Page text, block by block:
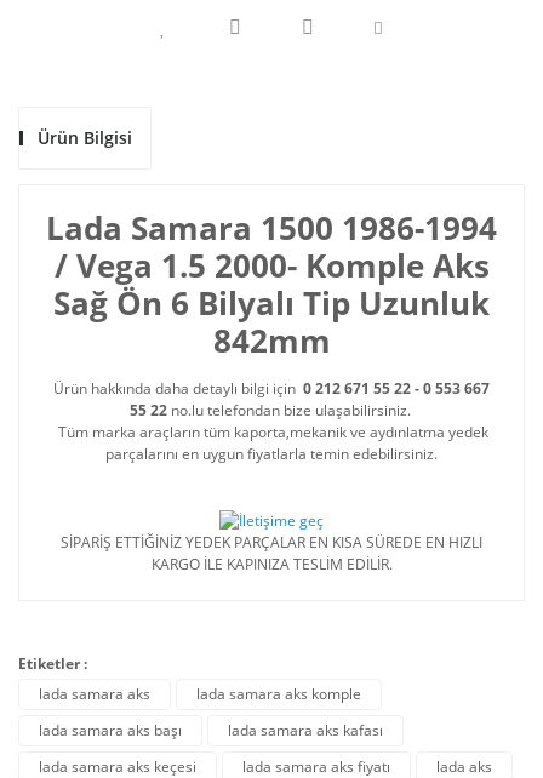
Ürün Bilgisi
Lada Samara 1500 1986-1994
/ Vega 1.5 2000- Komple Aks
Sağ Ön 6 Bilyalı Tip Uzunluk
842mm
Ürün hakkında daha detaylı bilgi için 0 212 671 55 22 - 0 553 667
55 22no.lu telefondan bize ulaşabilirsiniz.
Tüm marka araçların tüm kaporta,mekanik ve aydınlatma yedek
parçalarını en uygun fiyatlarla temin edebilirsiniz.
SİPARİŞ ETTİĞİNİZ YEDEK PARÇALAR EN KISA SÜREDE EN HIZLI
KARGO İLE KAPINIZA TESLİM EDİLİR.
Etiketler :
lada samara aks
lada samara aks komple
lada samara aks başı
lada samara aks kafası
lada samara aks keçesi
lada samara aks fiyatı
lada aks